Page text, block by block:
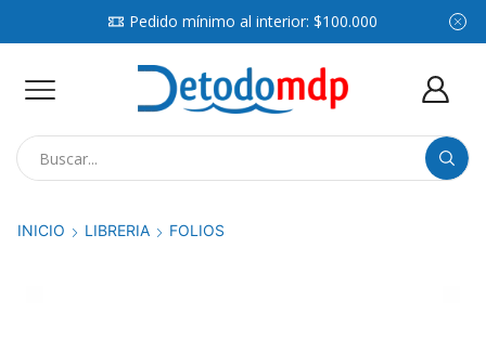
Pedido mínimo al interior: $100.000
INICIO LIBRERIA FOLIOS